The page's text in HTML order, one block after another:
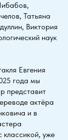
Татьяна
Виктория
наук
Евгения
года мы
представит
актёра
и в
классикой, уже